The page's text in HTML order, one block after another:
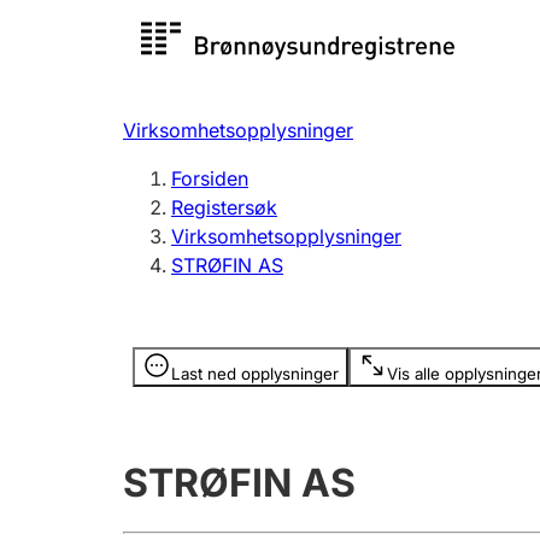
Registersøk
Registrere, endre, slette
Virksomhetsopplysninger
Forsiden
Registersøk
Virksomhetsopplysninger
STRØFIN AS
Last ned opplysninger Vis alle
Opplysninger er skjult
STRØFIN AS